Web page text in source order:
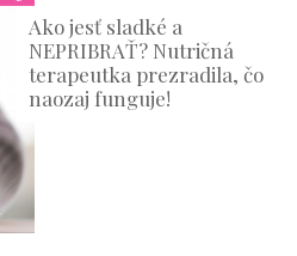
Ako jesť sladké a
NEPRIBRAŤ? Nutričná
terapeutka prezradila, čo
naozaj funguje!